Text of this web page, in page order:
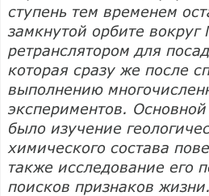
ступень тем временем
замкнутой орбите
ретранслятором для
которая сразу же после
выполнению
экспериментов.
было изучение
химического состава
также исследование его
поисков признаков жизни.